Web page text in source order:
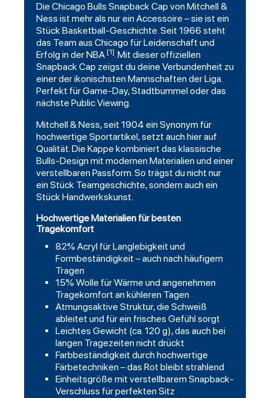
Die Chicago Bulls SnapbackCap von Mitchell &
Ness ist mehr als nur ein Accessoire – sie ist ein
Stück Basketball-Geschichte. Seit 1966 steht
das Team aus Chicago für Leidenschaft und
Erfolg in der NBA [1]. Mit dieser offiziellen
Snapback Cap zeigst du deine Verbundenheit zu
einer der ikonischsten Mannschaften der Liga.
Perfekt für Game-Day, Stadtbummel oder das
nächste Public Viewing.
Mitchell & Ness, seit 1904 ein Synonym für
hochwertige Sportartikel, setzt auch hier auf
Qualität. Die Kappe kombiniert das klassische
Bulls-Design mit modernen Materialien und einer
verstellbaren Passform. So trägst du nicht nur
ein Stück Teamgeschichte, sondern auch ein
Stück Handwerkskunst.
Hochwertige Materialien für besten
Tragekomfort
82% Acryl für Langlebigkeit und
Formbeständigkeit – auch nach häufigem
Tragen
15% Wolle für Wärme und angenehmen
Tragekomfort an kühleren Tagen
Atmungsaktive Struktur, die Schweiß
ableitet und für ein frisches Gefühl sorgt
Leichtes Gewicht (ca. 120 g), das auch bei
langen Tragezeiten nicht drückt
Farbbeständigkeit durch hochwertige
Färbetechniken – das Rot bleibt strahlend
Einheitsgröße mit verstellbarem Snapback-
Verschluss für perfekten Sitz